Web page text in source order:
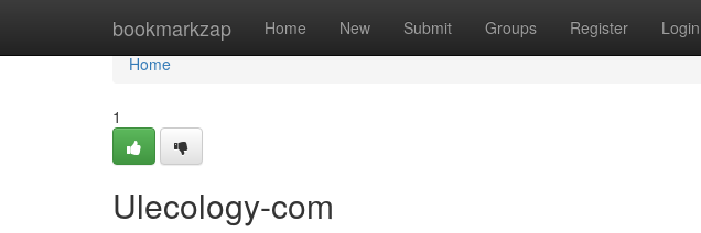
bookmarkzap Home New Submit Groups Register Login
Home
Home
1
Ulecology-com